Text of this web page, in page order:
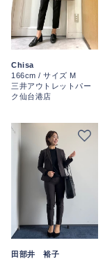
Chisa
166cm / サイズ M
三井アウトレットパー
ク仙台港店
田部井 裕子